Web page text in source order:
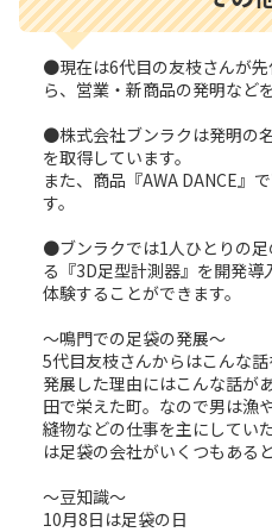
●現在は6代目の友枝さんが
ら、営業・新商品の発明など
●株式会社ブンラクは発明の
を取得しています。
また、商品『AWA DANCE』
す。
●ブンラクでは1人ひとりの
る『3D足型計測器』を開発導
体験することができます。
～鳴門での足袋の発展～
5代目友枝さんからはこんな
発展した理由にはこんな話
田で栄えた町。なので男は漁
縫物などの仕事を主にしてい
は足袋の会社がいくつもある
～豆知識～
10月8日は足袋の日